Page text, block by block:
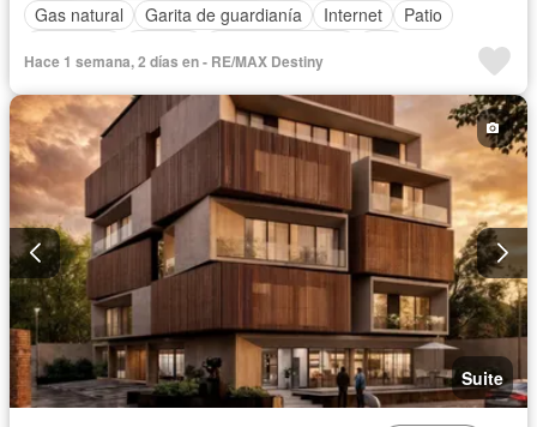
Gas natural
Garita de guardianía Internet
Patio
Sin amoblar
Hace 1 semana, 2 días en - RE/MAX Destiny
Suite